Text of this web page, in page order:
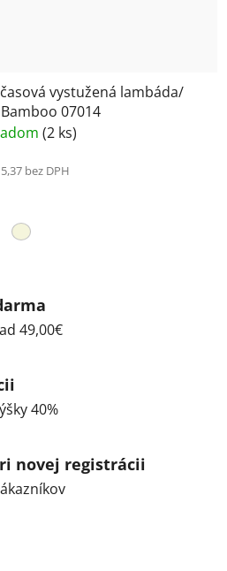
vystužená lambáda/
07014
(2 ks)
bez DPH
49,00€
40%
novej registrácii